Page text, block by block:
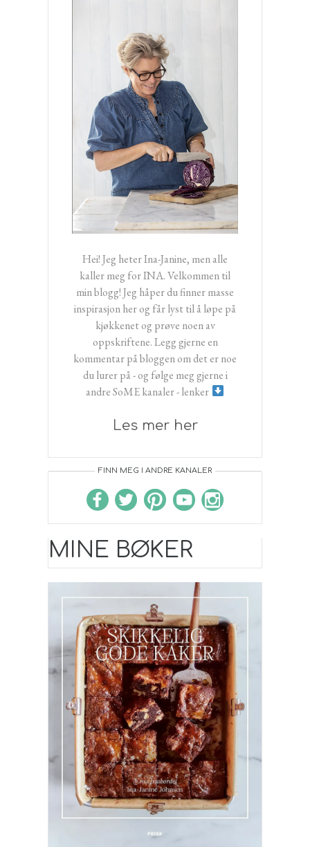
Hei! Jeg heter Ina-Janine, men alle
kaller meg for INA. Velkommen til
min blogg! Jeg håper du finner masse
inspirasjon her og får lyst til å løpe på
kjøkkenet og prøve noen av
oppskriftene. Legg gjerne en
kommentar på bloggen om det er noe
du lurer på - og følge meg gjerne i
andre SoME kanaler - lenker
Les mer her
FINN MEG I ANDRE KANALER
MINE BØKER